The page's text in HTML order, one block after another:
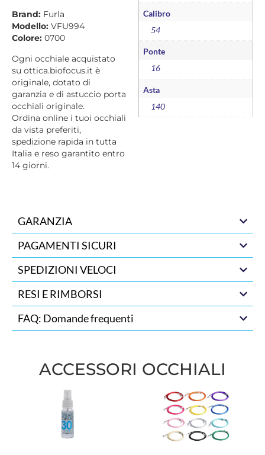
Brand: Furla
Modello: VFU994
Colore: 0700
Ogni occhiale acquistato
su ottica.biofocus.it è
originale, dotato di
garanzia e di astuccio porta
occhiali originale.
Ordina online i tuoi occhiali
da vista preferiti,
spedizione rapida in tutta
Italia e reso garantito entro
14 giorni.
Calibro
54
Ponte
16
Asta
140
GARANZIA
PAGAMENTI SICURI
SPEDIZIONI VELOCI
RESI E RIMBORSI
FAQ: Domande frequenti
ACCESSORI OCCHIALI